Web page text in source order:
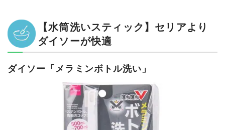
【水筒洗いスティック】セリアより
ダイソーが快適
ダイソー「メラミンボトル洗い」